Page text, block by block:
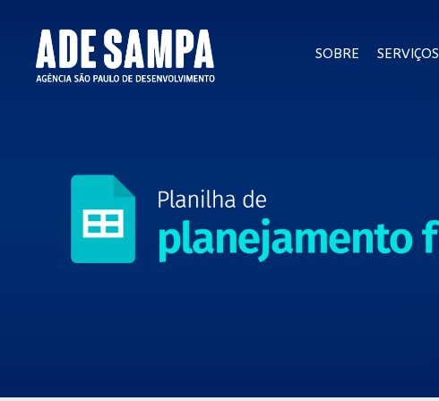
SOBRE SERVIÇOS